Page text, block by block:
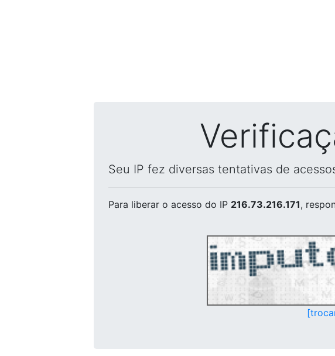
Seu IP fez diversas tentativas de
Para liberar o acesso do IP 216.73.216.171,